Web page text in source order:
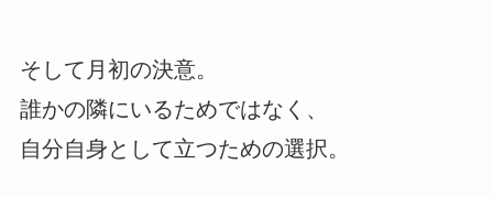
そして月初の決意。
誰かの隣にいるためではなく、
自分自身として立つための選択。